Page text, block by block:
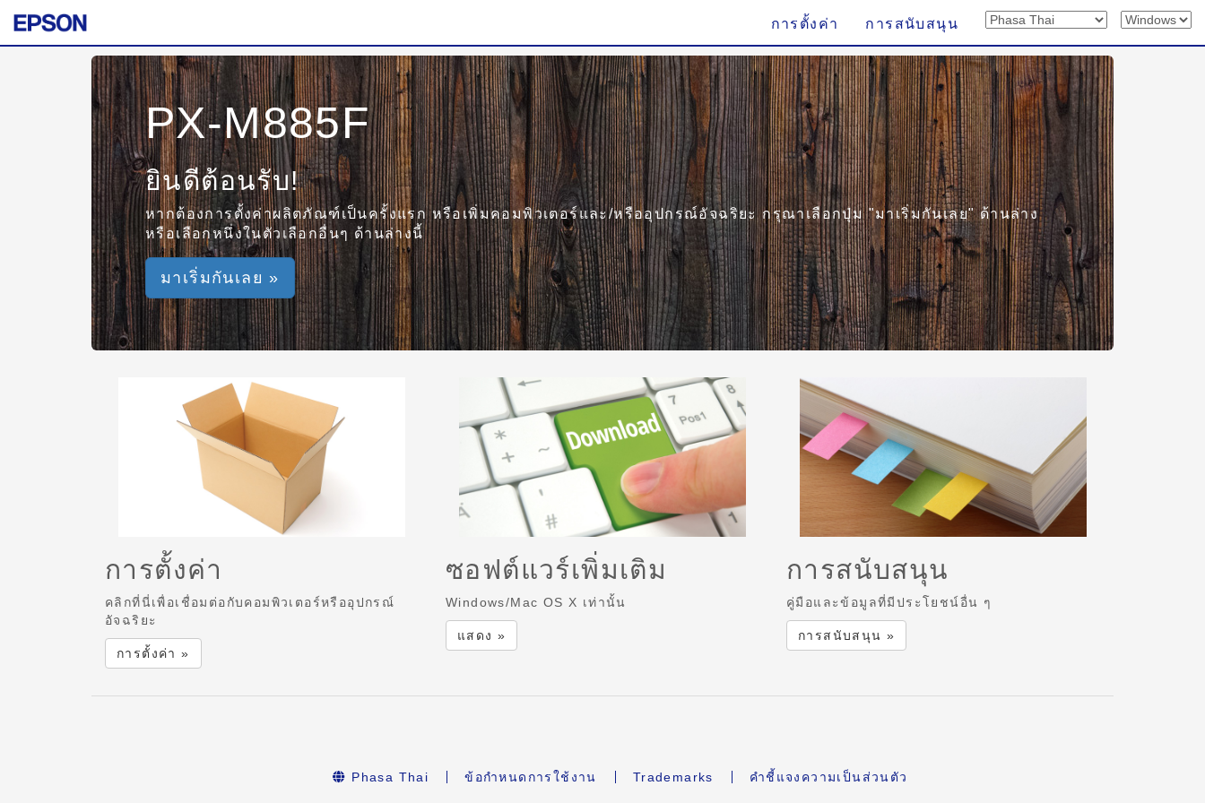
การตั้งค่า การสนับสนุน
PX-M885F
ยินดีต้อนรับ!
หากต้องการตั้งค่าผลิตภัณฑ์เป็นครั้งแรก หรือเพิ่มคอมพิวเตอร์และ/หรืออุปกรณ์อัจฉริยะ กรุณาเลือกปุ่ม "มาเริ่มกันเลย" ด้านล่าง
หรือเลือกหนึ่งในตัวเลือกอื่นๆ ด้านล่างนี้
มาเริ่มกันเลย »
การตั้งค่า
คลิกที่นี่เพื่อเชื่อมต่อกับคอมพิวเตอร์หรืออุปกรณ์
อัจฉริยะ
การตั้งค่า »
ซอฟต์แวร์เพิ่มเติม
Windows/Mac OS X เท่านั้น
แสดง »
การสนับสนุน
คู่มือและข้อมูลที่มีประโยชน์อื่น ๆ
การสนับสนุน »
Phasa Thai ข้อกำหนดการใช้งาน Trademarks คำชี้แจงความเป็นส่วนตัว